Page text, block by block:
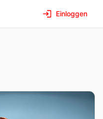
Einloggen